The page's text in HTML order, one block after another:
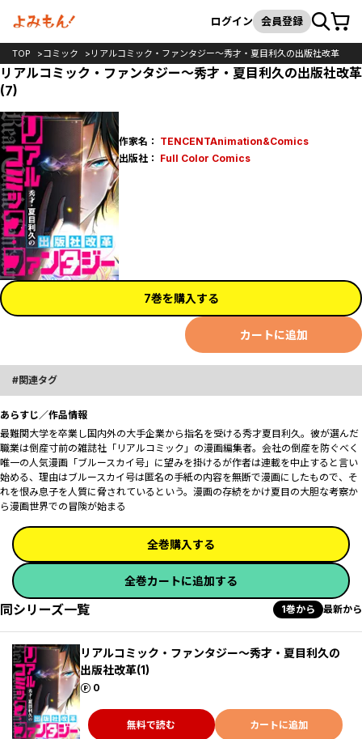
検索
ログイン 会員登録カート
TOP コミック リアルコミック・ファンタジー～秀才・夏目利久の出版社改革
リアルコミック・ファンタジー～秀才・夏目利久の出版社改革
(7)
作家名： TENCENTAnimation&Comics
出版社： Full Color Comics
7巻を購入する
カートに追加
関連タグ
あらすじ／作品情報
最難関大学を卒業し国内外の大手企業から指名を受ける秀才夏目利久。彼が選んだ
職業は倒産寸前の雑誌社「リアルコミック」の漫画編集者。会社の倒産を防ぐべく
唯一の人気漫画「ブルースカイ号」に望みを掛けるが作者は連載を中止すると言い
始める、理由はブルースカイ号は匿名の手紙の内容を無断で漫画にしたもので、そ
れを恨み息子を人質に脅されているという。漫画の存続をかけ夏目の大胆な考察か
ら漫画世界での冒険が始まる
全巻購入する
全巻カートに追加する
同シリーズ一覧 1巻から 最新から
リアルコミック・ファンタジー～秀才・夏目利久の
出版社改革(1)
0
ポイント
無料で読む カートに追加